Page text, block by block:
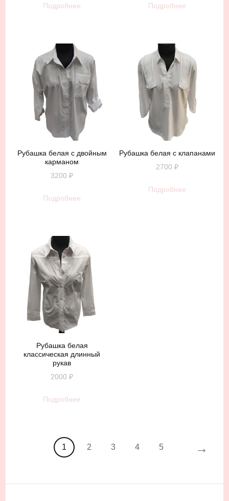
Подробнее Подробнее
Рубашка белая с двойным
карманом
3200₽
Подробнее
Рубашка белая с клапанами
2700 ₽
Подробнее
Рубашка белая
классическая длинный
рукав
2000₽
Подробнее
1 2 3 4 5 →